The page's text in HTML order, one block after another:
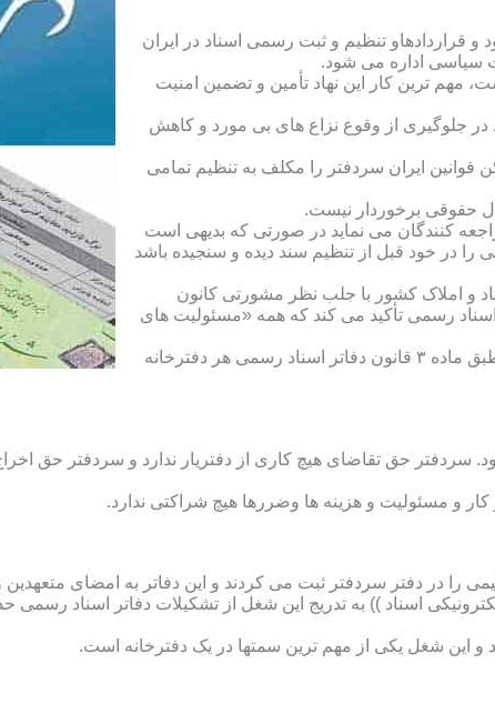
و قراردادهاو تنظیم و ثبت رسمی اسناد در ایران
سیاسی اداره می شود.
ترین کار این نهاد تأمین و تضمین امنیت
در جلوگیری از وقوع نزاع های بی مورد و کاهش
قوانین ایران سردفتر را مکلف به تنظیم تمامی
حقوقی برخوردار نیست.
مراجعه کنندگان می نماید در صورتی که بدیهی است
را در خود قبل از تنظیم سند دیده و سنجیده باشد
و املاک کشور با جلب نظر مشورتی کانون
شده و سردفتر نامیده می شود. ماده ۲۱ قانون دفاتر اسناد رسمی تأکید می کند که همه «مسئولیت های
دفتریار :دفتریار سمت معاونت دفترخانه و نمایندگی سازمان ثبت را دارا می باشد.طبق ماده ۳ قانون دفاتر اسناد رسمی هر دفترخانه
سردفتر حق تقاضای هیچ کاری از دفتریار ندارد و سردفتر حق
را در دفتر سردفتر ثبت می کردند و این دفاتر به امضای
((سامانه ثبت الکترونیکی اسناد )) به تدریج این شغل از تشکیلات دفاتر
و این شغل یکی از مهم ترین سمتها در یک دفترخانه است.